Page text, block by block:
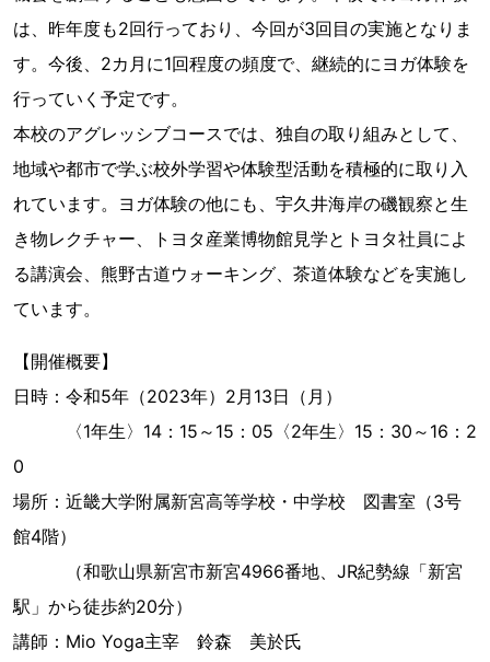
は、昨年度も2回行っており、今回が3回目の実施となりま
す。今後、2カ月に1回程度の頻度で、継続的にヨガ体験を
行っていく予定です。
本校のアグレッシブコースでは、独自の取り組みとして、
地域や都市で学ぶ校外学習や体験型活動を積極的に取り入
れています。ヨガ体験の他にも、宇久井海岸の磯観察と生
き物レクチャー、トヨタ産業博物館見学とトヨタ社員によ
る講演会、熊野古道ウォーキング、茶道体験などを実施し
ています。
【開催概要】
日時：令和5年（2023年）2月13日（月）
〈1年生〉14：15～15：05〈2年生〉15：30～16：2
0
場所：近畿大学附属新宮高等学校・中学校 図書室（3号
館4階）
（和歌山県新宮市新宮4966番地、JR紀勢線「新宮
駅」から徒歩約20分）
講師：Mio Yoga主宰 鈴森 美於氏